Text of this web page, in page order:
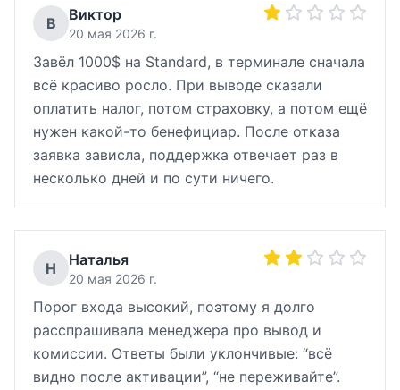
В Виктор
20 мая 2026 г.
Завёл 1000$ на Standard, в терминале сначала
всё красиво росло. При выводе сказали
оплатить налог, потом страховку, а потом ещё
нужен какой-то бенефициар. После отказа
заявка зависла, поддержка отвечает раз в
несколько дней и по сути ничего.
Н Наталья
20 мая 2026 г.
Порог входа высокий, поэтому я долго
расспрашивала менеджера про вывод и
комиссии. Ответы были уклончивые: “всё
видно после активации”, “не переживайте”.